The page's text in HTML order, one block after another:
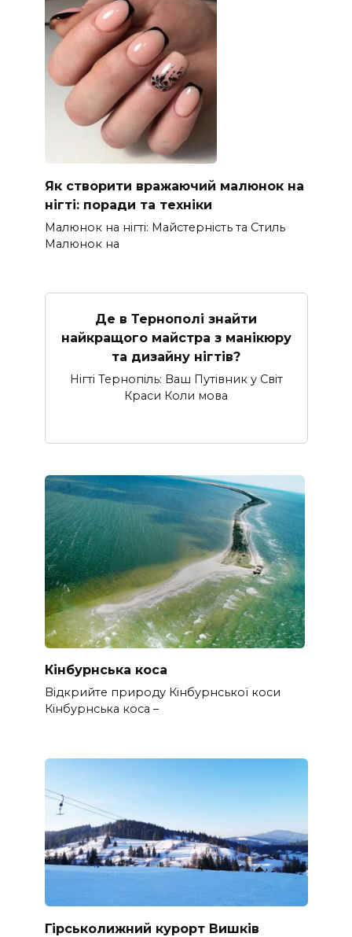
Як створити вражаючий малюнок на
нігті: поради та техніки
Малюнок на нігті: Майстерність та Стиль
Малюнок на
Де в Тернополі знайти
найкращого майстра з манікюру
та дизайну нігтів?
Нігті Тернопіль: Ваш Путівник у Світ
Краси Коли мова
Кінбурнська коса
Відкрийте природу Кінбурнської коси
Кінбурнська коса –
Гірськолижний курорт Вишків